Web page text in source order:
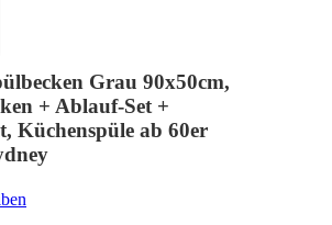
Grau 90x50cm,
+ Ablauf-Set +
Küchenspüle ab 60er